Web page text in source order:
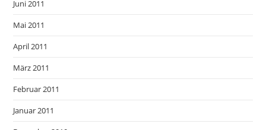
Juni 2011
Mai 2011
April 2011
März 2011
Februar 2011
Januar 2011